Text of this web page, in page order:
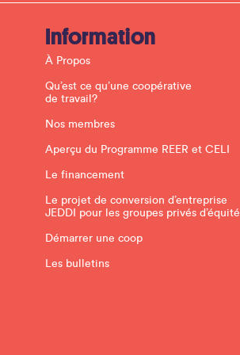
t
a
s
e
a
v
Information
À Propos
Qu’est ce qu’une coopérative
de travail?
Nos membres
Aperçu du Programme REER et CELI
Le financement
Le projet de conversion d’entreprise
JEDDI pour les groupes privés d’équité
Démarrer une coop
Les bulletins